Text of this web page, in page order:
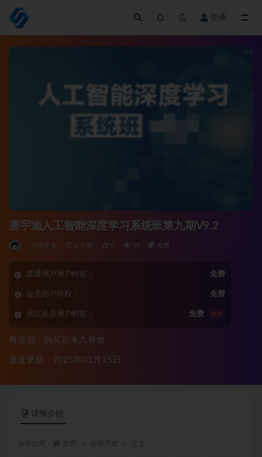
登录
唐宇迪人工智能深度学习系统班第九期V9.2
后端开发 2 年前 0 34 免费
普通用户用户特权： 免费
会员用户特权： 免费
永久会员用户特权： 免费 推荐
有效期：购买后永久有效
最近更新：2025年01月15日
详情介绍